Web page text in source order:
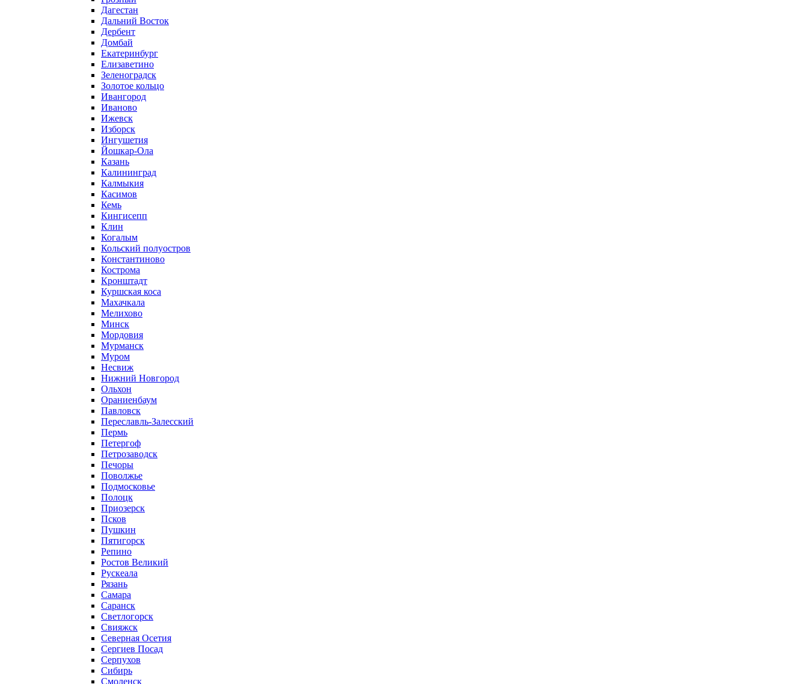
Дагестан
Дальний Восток
Дербент
Домбай
Екатеринбург
Елизаветино
Зеленоградск
Золотое кольцо
Ивангород
Иваново
Ижевск
Изборск
Ингушетия
Йошкар-Ола
Казань
Калининград
Калмыкия
Касимов
Кемь
Кингисепп
Клин
Когалым
Кольский полуостров
Константиново
Кострома
Кронштадт
Куршская коса
Махачкала
Мелихово
Минск
Мордовия
Мурманск
Муром
Несвиж
Нижний Новгород
Ольхон
Ораниенбаум
Павловск
Переславль-Залесский
Пермь
Петергоф
Петрозаводск
Печоры
Поволжье
Подмосковье
Полоцк
Приозерск
Псков
Пушкин
Пятигорск
Репино
Ростов Великий
Рускеала
Рязань
Самара
Саранск
Светлогорск
Свияжск
Северная Осетия
Сергиев Посад
Серпухов
Сибирь
Смоленск